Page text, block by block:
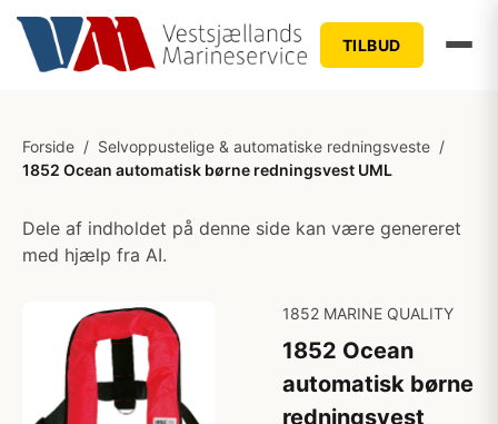
TILBUD
Forside / Selvoppustelige & automatiske redningsveste /
1852 Ocean automatisk børne redningsvest UML
Dele af indholdet på denne side kan være genereret
med hjælp fra AI.
1852 MARINE QUALITY
1852 Ocean
automatisk børne
redningsvest